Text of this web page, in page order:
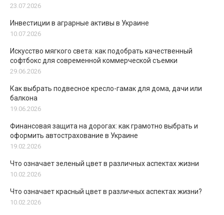
23.07.2026
Инвестиции в аграрные активы в Украине
10.07.2026
Искусство мягкого света: как подобрать качественный
софтбокс для современной коммерческой съемки
29.06.2026
Как выбрать подвесное кресло-гамак для дома, дачи или
балкона
19.06.2026
Финансовая защита на дорогах: как грамотно выбрать и
оформить автострахование в Украине
19.02.2026
Что означает зеленый цвет в различных аспектах жизни
10.02.2026
Что означает красный цвет в различных аспектах жизни?
10.02.2026